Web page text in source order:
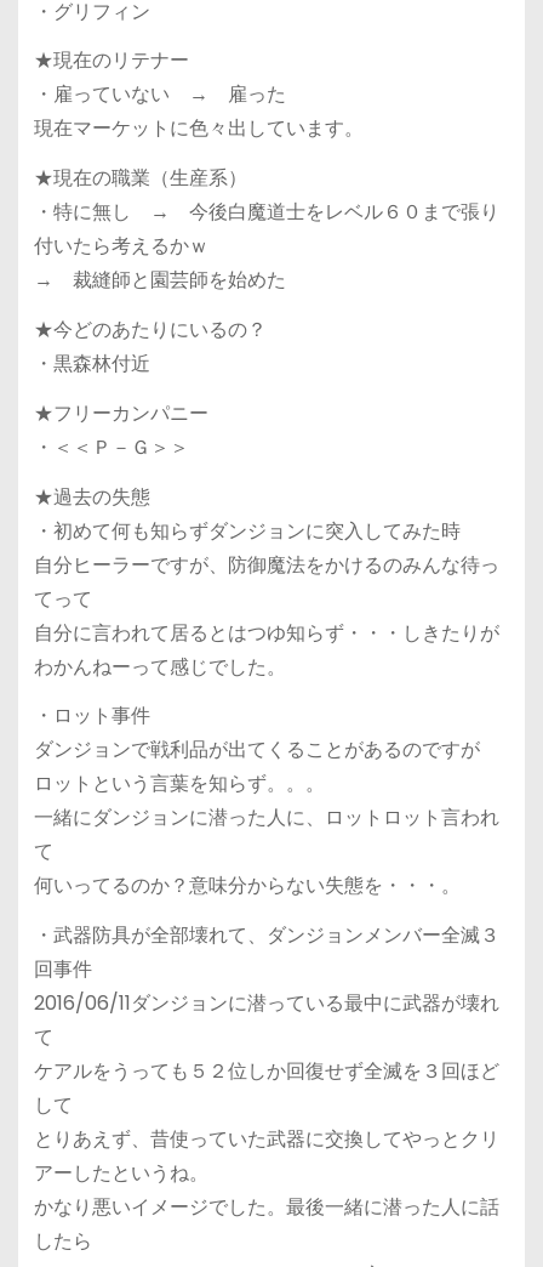
・グリフィン
★現在のリテナー
・雇っていない → 雇った
現在マーケットに色々出しています。
★現在の職業（生産系）
・特に無し → 今後白魔道士をレベル６０まで張り
付いたら考えるかｗ
→ 裁縫師と園芸師を始めた
★今どのあたりにいるの？
・黒森林付近
★フリーカンパニー
・＜＜Ｐ－Ｇ＞＞
★過去の失態
・初めて何も知らずダンジョンに突入してみた時
自分ヒーラーですが、防御魔法をかけるのみんな待っ
てって
自分に言われて居るとはつゆ知らず・・・しきたりが
わかんねーって感じでした。
・ロット事件
ダンジョンで戦利品が出てくることがあるのですが
ロットという言葉を知らず。。。
一緒にダンジョンに潜った人に、ロットロット言われ
て
何いってるのか？意味分からない失態を・・・。
・武器防具が全部壊れて、ダンジョンメンバー全滅３
回事件
2016/06/11ダンジョンに潜っている最中に武器が壊れ
て
ケアルをうっても５２位しか回復せず全滅を３回ほど
して
とりあえず、昔使っていた武器に交換してやっとクリ
アーしたというね。
かなり悪いイメージでした。最後一緒に潜った人に話
したら